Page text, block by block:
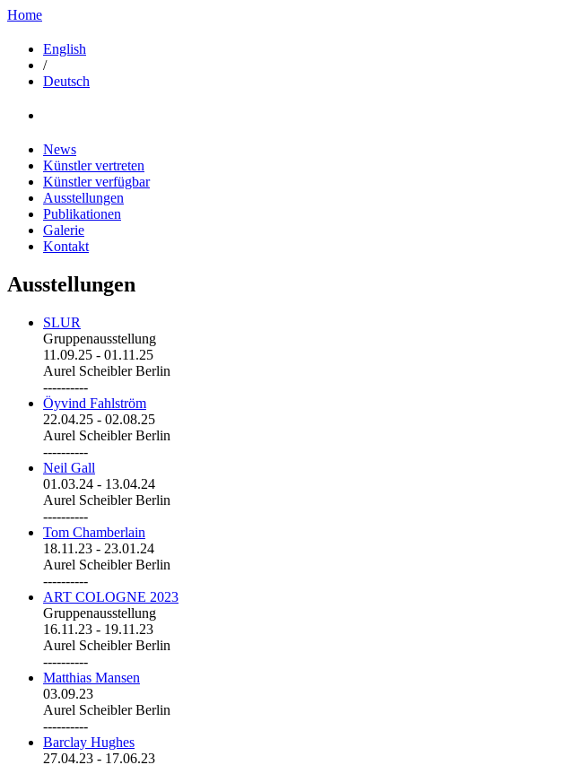
Home
English
/
Deutsch
News
Künstler vertreten
Künstler verfügbar
Ausstellungen
Publikationen
Galerie
Kontakt
Ausstellungen
SLUR
Gruppenausstellung
11.09.25 - 01.11.25
Aurel Scheibler Berlin
----------
Öyvind Fahlström
22.04.25 - 02.08.25
Aurel Scheibler Berlin
----------
Neil Gall
01.03.24 - 13.04.24
Aurel Scheibler Berlin
----------
Tom Chamberlain
18.11.23 - 23.01.24
Aurel Scheibler Berlin
----------
ART COLOGNE 2023
Gruppenausstellung
16.11.23 - 19.11.23
Aurel Scheibler Berlin
----------
Matthias Mansen
03.09.23
Aurel Scheibler Berlin
----------
Barclay Hughes
27.04.23 - 17.06.23